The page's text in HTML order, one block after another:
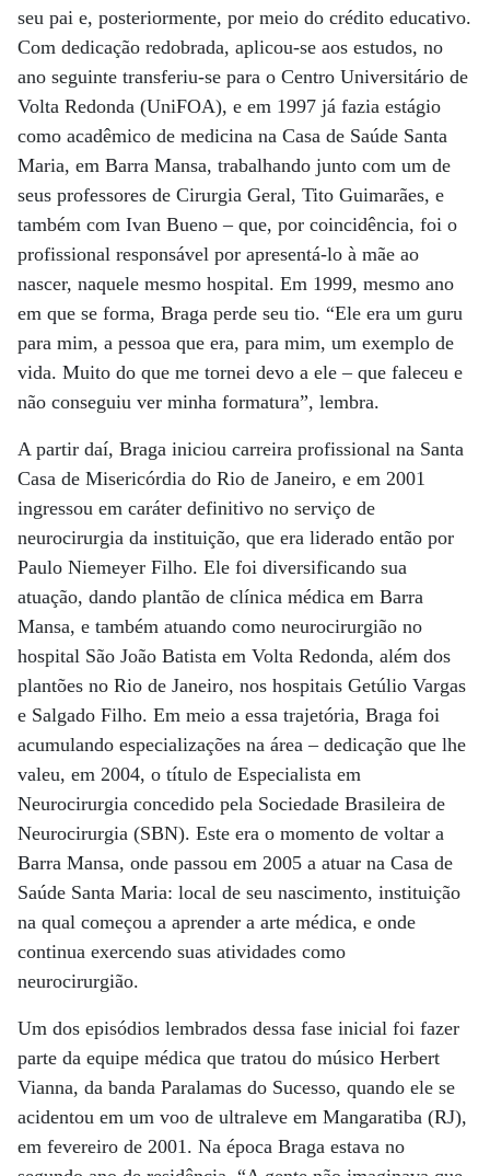
seu pai e, posteriormente, por meio do crédito educativo.
Com dedicação redobrada, aplicou-se aos estudos, no
ano seguinte transferiu-se para o Centro Universitário de
Volta Redonda (UniFOA), e em 1997 já fazia estágio
como acadêmico de medicina na Casa de Saúde Santa
Maria, em Barra Mansa, trabalhando junto com um de
seus professores de Cirurgia Geral, Tito Guimarães, e
também com Ivan Bueno – que, por coincidência, foi o
profissional responsável por apresentá-lo à mãe ao
nascer, naquele mesmo hospital. Em 1999, mesmo ano
em que se forma, Braga perde seu tio. “Ele era um guru
para mim, a pessoa que era, para mim, um exemplo de
vida. Muito do que me tornei devo a ele – que faleceu e
não conseguiu ver minha formatura”, lembra.
A partir daí, Braga iniciou carreira profissional na Santa
Casa de Misericórdia do Rio de Janeiro, e em 2001
ingressou em caráter definitivo no serviço de
neurocirurgia da instituição, que era liderado então por
Paulo Niemeyer Filho. Ele foi diversificando sua
atuação, dando plantão de clínica médica em Barra
Mansa, e também atuando como neurocirurgião no
hospital São João Batista em Volta Redonda, além dos
plantões no Rio de Janeiro, nos hospitais Getúlio Vargas
e Salgado Filho. Em meio a essa trajetória, Braga foi
acumulando especializações na área – dedicação que lhe
valeu, em 2004, o título de Especialista em
Neurocirurgia concedido pela Sociedade Brasileira de
Neurocirurgia (SBN). Este era o momento de voltar a
Barra Mansa, onde passou em 2005 a atuar na Casa de
Saúde Santa Maria: local de seu nascimento, instituição
na qual começou a aprender a arte médica, e onde
continua exercendo suas atividades como
neurocirurgião.
Um dos episódios lembrados dessa fase inicial foi fazer
parte da equipe médica que tratou do músico Herbert
Vianna, da banda Paralamas do Sucesso, quando ele se
acidentou em um voo de ultraleve em Mangaratiba (RJ),
em fevereiro de 2001. Na época Braga estava no